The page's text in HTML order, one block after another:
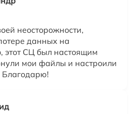
неосторожности,
данных на
этот СЦ был настоящим
мои файлы и настроили
Благодарю!